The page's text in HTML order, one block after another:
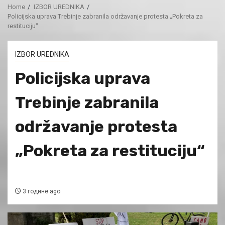
Home
IZBOR UREDNIKA
Policijska uprava Trebinje zabranila održavanje protesta „Pokreta za
restituciju“
IZBOR UREDNIKA
Policijska uprava
Trebinje zabranila
održavanje protesta
„Pokreta za restituciju“
3 године ago